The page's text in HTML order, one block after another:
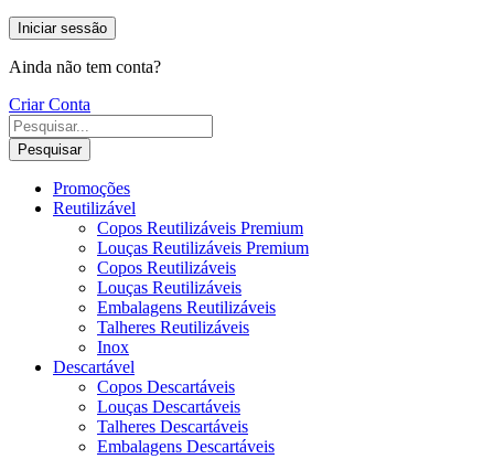
Iniciar sessão
Ainda não tem conta?
Criar Conta
Pesquisar
Promoções
Reutilizável
Copos Reutilizáveis Premium
Louças Reutilizáveis Premium
Copos Reutilizáveis
Louças Reutilizáveis
Embalagens Reutilizáveis
Talheres Reutilizáveis
Inox
Descartável
Copos Descartáveis
Louças Descartáveis
Talheres Descartáveis
Embalagens Descartáveis